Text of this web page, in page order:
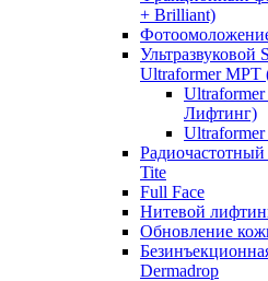
+ Brilliant)
Ультразвуковой
Ultraformer MPT
Лифтинг)
Tite
Full Face
Нитевой
Обновление
Dermadrop